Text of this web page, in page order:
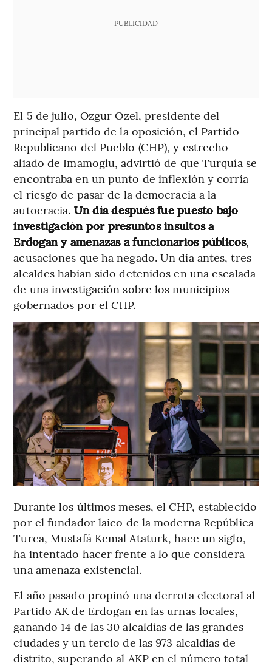
PUBLICIDAD
El 5 de julio, Ozgur Ozel, presidente del
principal partido de la oposición, el Partido
Republicano del Pueblo (CHP), y estrecho
aliado de Imamoglu, advirtió de que Turquía se
encontraba en un punto de inflexión y corría
el riesgo de pasar de la democracia a la
autocracia. Un día después fue puesto bajo
investigación por presuntos insultos a
Erdogan y amenazas a funcionarios públicos,
acusaciones que ha negado. Un día antes, tres
alcaldes habían sido detenidos en una escalada
de una investigación sobre los municipios
gobernados por el CHP.
Durante los últimos meses, el CHP, establecido
por el fundador laico de la moderna República
Turca, Mustafá Kemal Ataturk, hace un siglo,
ha intentado hacer frente a lo que considera
una amenaza existencial.
El año pasado propinó una derrota electoral al
Partido AK de Erdogan en las urnas locales,
ganando 14 de las 30 alcaldías de las grandes
ciudades y un tercio de las 973 alcaldías de
distrito, superando al AKP en el número total